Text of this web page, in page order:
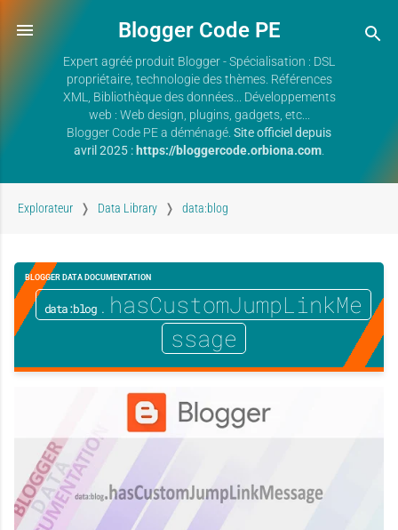
Blogger Code PE
Expert agréé produit Blogger - Spécialisation : DSL
propriétaire, technologie des thèmes. Références
XML, Bibliothèque des données... Développements
web : Web design, plugins, gadgets, etc...
Blogger Code PE a déménagé. Site officiel depuis
avril 2025 : https://bloggercode.orbiona.com.
Explorateur Data Library data:blog
data:blog.hasCustomJumpLinkMe
ssage
BLOGGER DATA DOCUMENTATION